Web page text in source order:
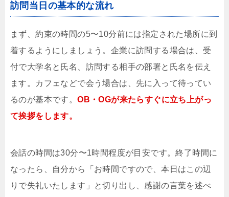
訪問当日の基本的な流れ
まず、約束の時間の5〜10分前には指定された場所に到
着するようにしましょう。企業に訪問する場合は、受
付で大学名と氏名、訪問する相手の部署と氏名を伝え
ます。カフェなどで会う場合は、先に入って待ってい
るのが基本です。OB・OGが来たらすぐに立ち上がっ
て挨拶をします。
会話の時間は30分〜1時間程度が目安です。終了時間に
なったら、自分から「お時間ですので、本日はこの辺
りで失礼いたします」と切り出し、感謝の言葉を述べ